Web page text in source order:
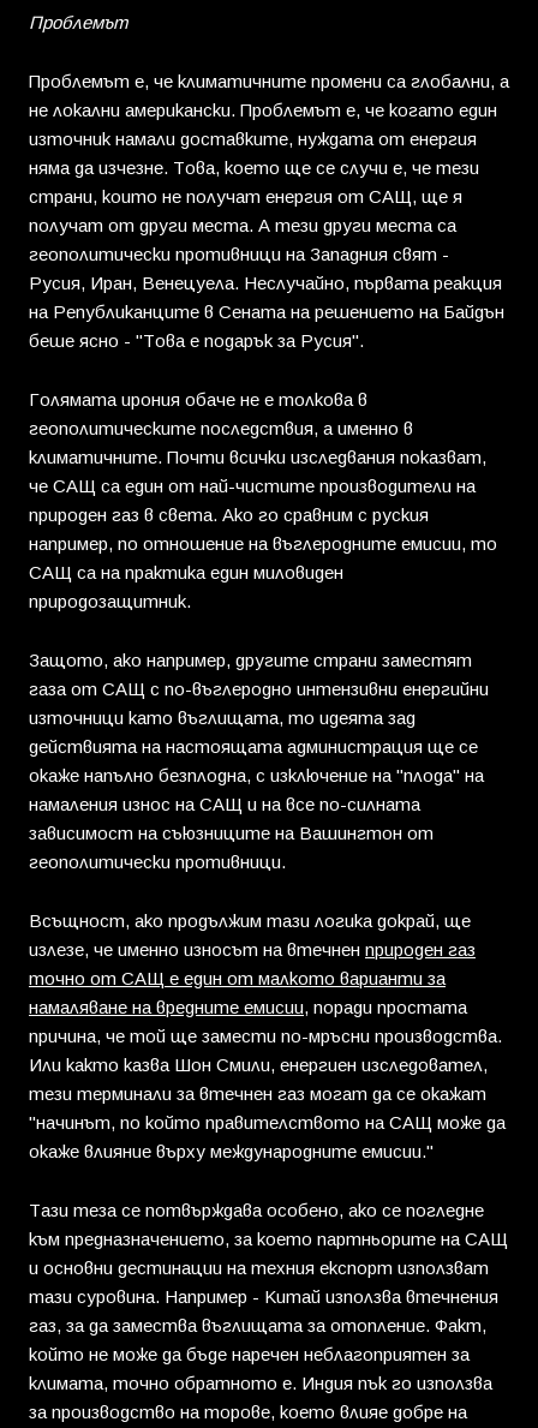
Проблемът
Проблемът е, че климатичните промени са глобални, а
не локални американски. Проблемът е, че когато един
източник намали доставките, нуждата от енергия
няма да изчезне. Това, което ще се случи е, че тези
страни, които не получат енергия от САЩ, ще я
получат от други места. А тези други места са
геополитически противници на Западния свят -
Русия, Иран, Венецуела. Неслучайно, първата реакция
на Републиканците в Сената на решението на Байдън
беше ясно - "Това е подарък за Русия".
Голямата ирония обаче не е толкова в
геополитическите последствия, а именно в
климатичните. Почти всички изследвания показват,
че САЩ са един от най-чистите производители на
природен газ в света. Ако го сравним с руския
например, по отношение на въглеродните емисии, то
САЩ са на практика един миловиден
природозащитник.
Защото, ако например, другите страни заместят
газа от САЩ с по-въглеродно интензивни енергийни
източници като въглищата, то идеята зад
действията на настоящата администрация ще се
окаже напълно безплодна, с изключение на "плода" на
намаления износ на САЩ и на все по-силната
зависимост на съюзниците на Вашингтон от
геополитически противници.
Всъщност, ако продължим тази логика докрай, ще
излезе, че именно износът на втечнен природен газ
точно от САЩ е един от малкото варианти за
намаляване на вредните емисии, поради простата
причина, че той ще замести по-мръсни производства.
Или както казва Шон Смили, енергиен изследовател,
тези терминали за втечнен газ могат да се окажат
"начинът, по който правителството на САЩ може да
окаже влияние върху международните емисии."
Тази теза се потвърждава особено, ако се погледне
към предназначението, за което партньорите на САЩ
и основни дестинации на техния експорт използват
тази суровина. Например - Китай използва втечнения
газ, за да замества въглищата за отопление. Факт,
който не може да бъде наречен неблагоприятен за
климата, точно обратното е. Индия пък го използва
за производство на торове, което влияе добре на